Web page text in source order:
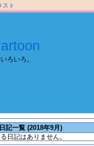
スト
ろいろ。
日記一覧 (2018年9月)
日記はありません。